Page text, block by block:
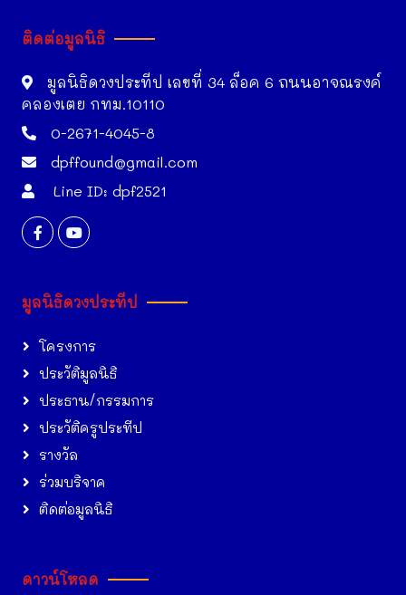
ติดต่อมูลนิธิ
มูลนิธิดวงประทีป เลขที่ 34 ล็อค 6 ถนนอาจณรงค์
คลองเตย กทม.10110
0-2671-4045-8
dpffound@gmail.com
Line ID: dpf2521
มูลนิธิดวงประทีป
โครงการ
ประวัติมูลนิธิ
ประธาน/กรรมการ
ประวัติครูประทีป
รางวัล
ร่วมบริจาค
ติดต่อมูลนิธิ
ดาวน์โหลด